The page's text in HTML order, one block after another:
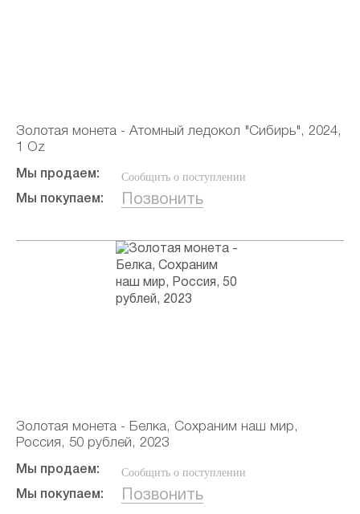
Золотая монета - Атомный ледокол "Сибирь", 2024,
1 Oz
Мы продаем: Сообщить о поступлении
Мы покупаем: Позвонить
Золотая монета - Белка, Сохраним наш мир,
Россия, 50 рублей, 2023
Мы продаем: Сообщить о поступлении
Мы покупаем: Позвонить